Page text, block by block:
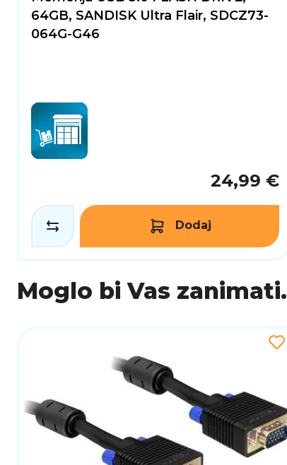
64GB, SANDISK Ultra Flair, SDCZ73-
064G-G46
24,99 €
Dodaj
Moglo bi Vas